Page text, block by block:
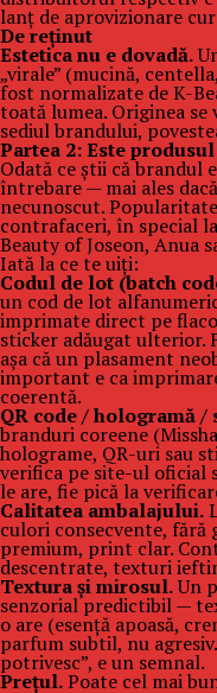
lanț de aprovizionare
De reținut
Estetica nu e dovadă.
„virale” (mucină,
fost normalizate de K-
toată lumea. Originea
sediul brandului,
Partea 2: Este
Odată ce știi că brandul
întrebare — mai ales
necunoscut.
contrafaceri, în special
Beauty of Joseon, Anua
Iată la ce te uiți:
Codul de lot (batch
un cod de lot
imprimate direct pe
sticker adăugat ulterior.
așa că un plasament
important e ca
coerentă.
QR code / hologramă
branduri coreene
holograme, QR-uri sau
verifica pe site-ul oficial
le are, fie pică la
Calitatea ambalajului.
culori consecvente, fără
premium, print clar.
descentrate, texturi
Textura și mirosul.Un
senzorial predictibil —
o are (esență apoasă,
parfum subtil, nu
potrivesc”, e un semnal.
Prețul.Poate cel mai